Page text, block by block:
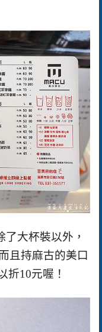
了大杯裝以外，
而且持麻古的美口
折10元喔！